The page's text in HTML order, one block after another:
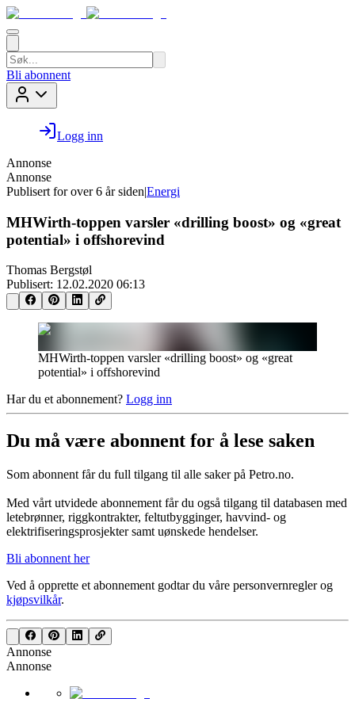
Bli abonnent
Logg inn
Annonse
Annonse
Publisert for over 6 år siden|Energi
MHWirth-toppen varsler «drilling boost» og «great
potential» i offshorevind
Thomas Bergstøl
Publisert: 12.02.2020 06:13
MHWirth-toppen varsler «drilling boost» og «great
potential» i offshorevind
Har du et abonnement? Logg inn
Du må være abonnent for å lese saken
Som abonnent får du full tilgang til alle saker på Petro.no.
Med vårt utvidede abonnement får du også tilgang til databasen med
letebrønner, riggkontrakter, feltutbygginger, havvind- og
elektrifiseringsprosjekter samt uønskede hendelser.
Bli abonnent her
Ved å opprette et abonnement godtar du våre personvernreglerog
kjøpsvilkår.
Annonse
Annonse